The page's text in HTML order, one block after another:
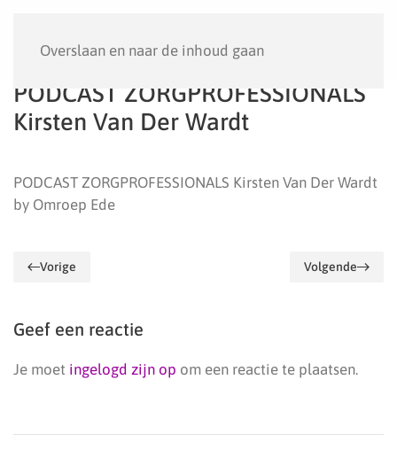
Overslaan en naar de inhoud gaan
PODCAST ZORGPROFESSIONALS
Kirsten Van Der Wardt
PODCAST ZORGPROFESSIONALS Kirsten Van Der Wardt
by Omroep Ede
Vorige Volgende
Geef een reactie
Je moet ingelogd zijn op om een reactie te plaatsen.